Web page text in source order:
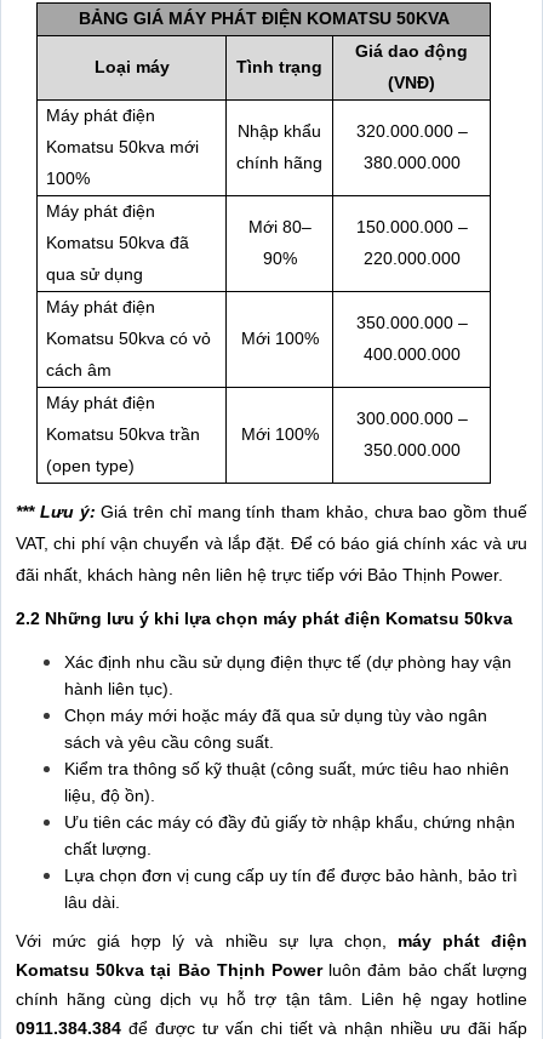
BẢNG GIÁ MÁY PHÁT ĐIỆN KOMATSU 50KVA
Loại máy Tình trạng
Giá dao động
(VNĐ)
Máy phát điện
Komatsu 50kva mới
100%
Nhập khẩu
chính hãng
320.000.000 –
380.000.000
Máy phát điện
Komatsu 50kva đã
qua sử dụng
Mới 80–
90%
150.000.000 –
220.000.000
Máy phát điện
Komatsu 50kva có vỏ
cách âm
Mới 100%
350.000.000 –
400.000.000
Máy phát điện
Komatsu 50kva trần
(open type)
Mới 100%
300.000.000 –
350.000.000
*** Lưu ý: Giá trên chỉ mang tính tham khảo, chưa bao gồm thuế
VAT, chi phí vận chuyển và lắp đặt. Để có báo giá chính xác và ưu
đãi nhất, khách hàng nên liên hệ trực tiếp với Bảo Thịnh Power.
2.2 Những lưu ý khi lựa chọn máy phát điện Komatsu 50kva
Xác định nhu cầu sử dụng điện thực tế (dự phòng hay vận
hành liên tục).
Chọn máy mới hoặc máy đã qua sử dụng tùy vào ngân
sách và yêu cầu công suất.
Kiểm tra thông số kỹ thuật (công suất, mức tiêu hao nhiên
liệu, độ ồn).
Ưu tiên các máy có đầy đủ giấy tờ nhập khẩu, chứng nhận
chất lượng.
Lựa chọn đơn vị cung cấp uy tín để được bảo hành, bảo trì
lâu dài.
Với mức giá hợp lý và nhiều sự lựa chọn, máy phát điện
Komatsu 50kva tại Bảo Thịnh Powerluôn đảm bảo chất lượng
chính hãng cùng dịch vụ hỗ trợ tận tâm. Liên hệ ngay hotline
0911.384.384 để được tư vấn chi tiết và nhận nhiều ưu đãi hấp